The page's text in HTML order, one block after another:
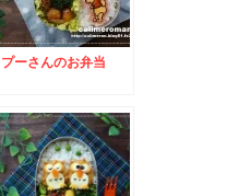
プーさんのお弁当